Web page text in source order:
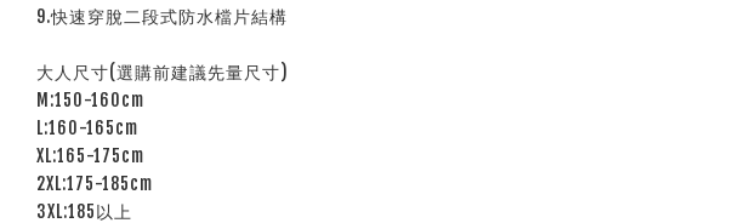
9.快速穿脫二段式防水檔片結構
大人尺寸(選購前建議先量尺寸)
M:150-160cm
L:160-165cm
XL:165-175cm
2XL:175-185cm
3XL:185以上